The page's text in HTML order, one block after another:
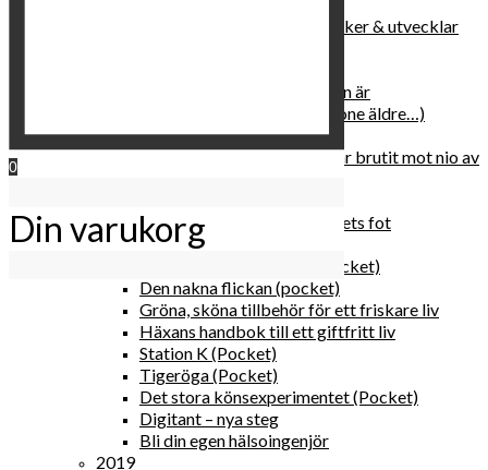
Self Love – hur du läker, stärker & utvecklar
Hur du blir parisisk var du än är
Äldre och klokare (åtminstone äldre…)
Häxans kokbok
Gud gav oss tio bud – jag har brutit mot nio av
Den lilla vingården vid bergets fot
Happy me
Det lilla galleriet i solen (pocket)
Den nakna flickan (pocket)
Gröna, sköna tillbehör för ett friskare liv
Häxans handbok till ett giftfritt liv
Station K (Pocket)
Tigeröga (Pocket)
Det stora könsexperimentet (Pocket)
Digitant – nya steg
Bli din egen hälsoingenjör
2019
0
Din varukorg